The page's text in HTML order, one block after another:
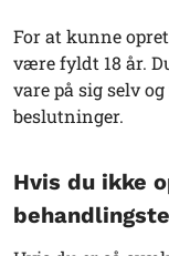
For at kunne
være fyldt 18 år.
vare på sig selv
beslutninger.
Hvis du ikke